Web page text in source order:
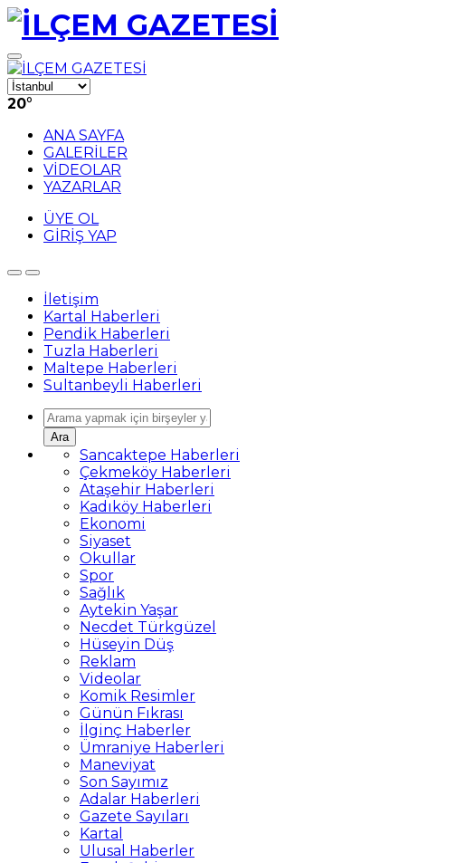
20°
ANA SAYFA
GALERİLER
VİDEOLAR
YAZARLAR
ÜYE OL
GİRİŞ YAP
İletişim
Kartal Haberleri
Pendik Haberleri
Tuzla Haberleri
Maltepe Haberleri
Sultanbeyli Haberleri
Ara
Sancaktepe Haberleri
Çekmeköy Haberleri
Ataşehir Haberleri
Kadıköy Haberleri
Ekonomi
Siyaset
Okullar
Spor
Sağlık
Aytekin Yaşar
Necdet Türkgüzel
Hüseyin Düş
Reklam
Videolar
Komik Resimler
Günün Fıkrası
İlginç Haberler
Ümraniye Haberleri
Maneviyat
Son Sayımız
Adalar Haberleri
Gazete Sayıları
Kartal
Ulusal Haberler